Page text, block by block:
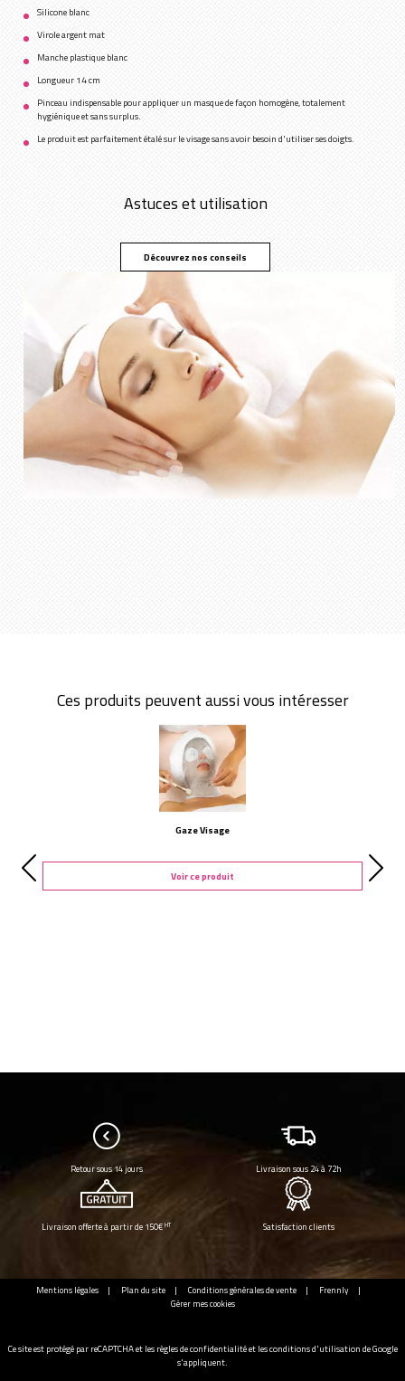
Silicone blanc
Virole argent mat
Manche plastique blanc
Longueur 14 cm
Pinceau indispensable pour appliquer un masque de façon homogène, totalement
hygiénique et sans surplus.
Le produit est parfaitement étalé sur le visage sans avoir besoin d'utiliser ses doigts.
Astuces et utilisation
Découvrez nos conseils
Ces produits peuvent aussi vous intéresser
Gaze Visage
Voir ce produit
Retour sous 14 jours Livraison sous 24 à 72h
Livraison offerte à partir de 150€HT Satisfaction clients
Mentions légales Plan du site Conditions générales de vente
Frennly
Gérer mes cookies
Ce site est protégé par reCAPTCHA et les règles de confidentialitéet lesconditions d'utilisation de Google
s'appliquent.